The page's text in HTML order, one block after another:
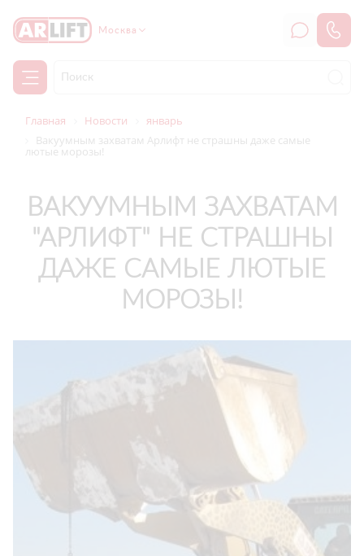
Москва
Главная Новости
январь
Вакуумным захватам Арлифт не страшны даже самые
лютые морозы!
ВАКУУМНЫМ ЗАХВАТАМ
"АРЛИФТ" НЕ СТРАШНЫ
ДАЖЕ САМЫЕ ЛЮТЫЕ
МОРОЗЫ!